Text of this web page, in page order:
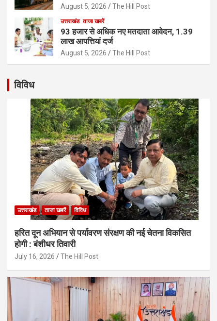
August 5, 2026 The Hill Post
उत्तराखंड ताजा खबरें
93 हजार से अधिक नए मतदाता आवेदन, 1.39
लाख आपत्तियां दर्ज
August 5, 2026 The Hill Post
विविध
उत्तराखंड ताजा खबरें विविध
हरित दून अभियान से पर्यावरण संरक्षण की नई चेतना विकसित
होगी : बंशीधर तिवारी
July 16, 2026 The Hill Post